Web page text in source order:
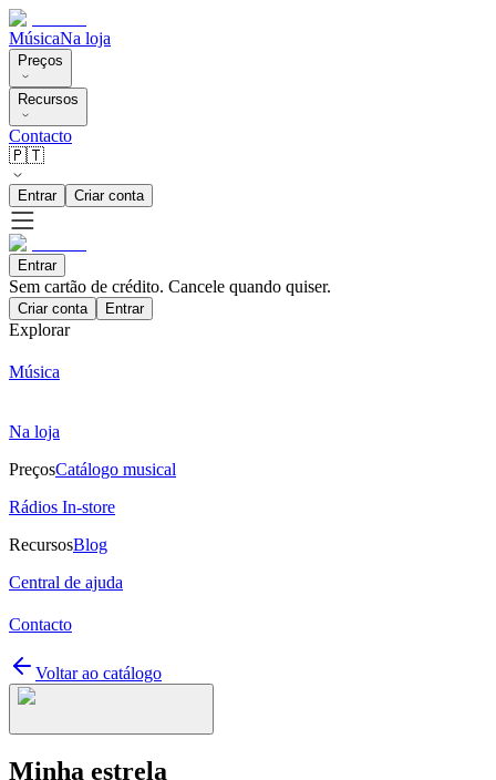
MúsicaNa loja
Preços
Recursos
Contacto
🇵🇹
Entrar Criar conta
Entrar
Sem cartão de crédito. Cancele quando quiser.
Criar conta Entrar
Explorar
Música
Na loja
PreçosCatálogo musical
Rádios In-store
RecursosBlog
Central de ajuda
Contacto
Voltar ao catálogo
Minha estrela